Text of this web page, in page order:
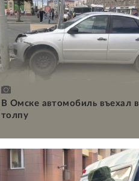
В Омске автомобиль въехал в
толпу